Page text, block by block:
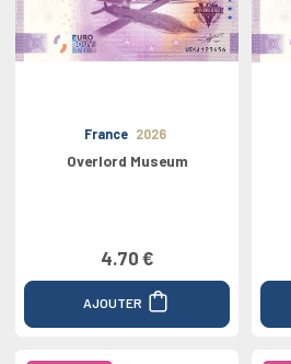
France 2026
Overlord Museum
4.70 €
AJOUTER